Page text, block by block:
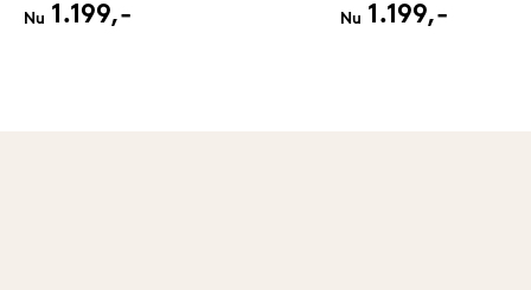
Nu 1.199,- Nu 1.199,-